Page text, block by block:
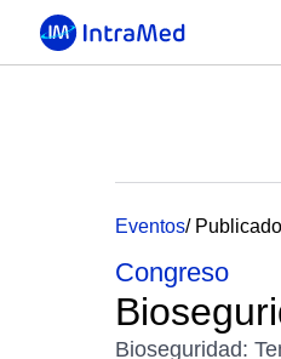
Eventos/
Congreso
Bioseguridad: